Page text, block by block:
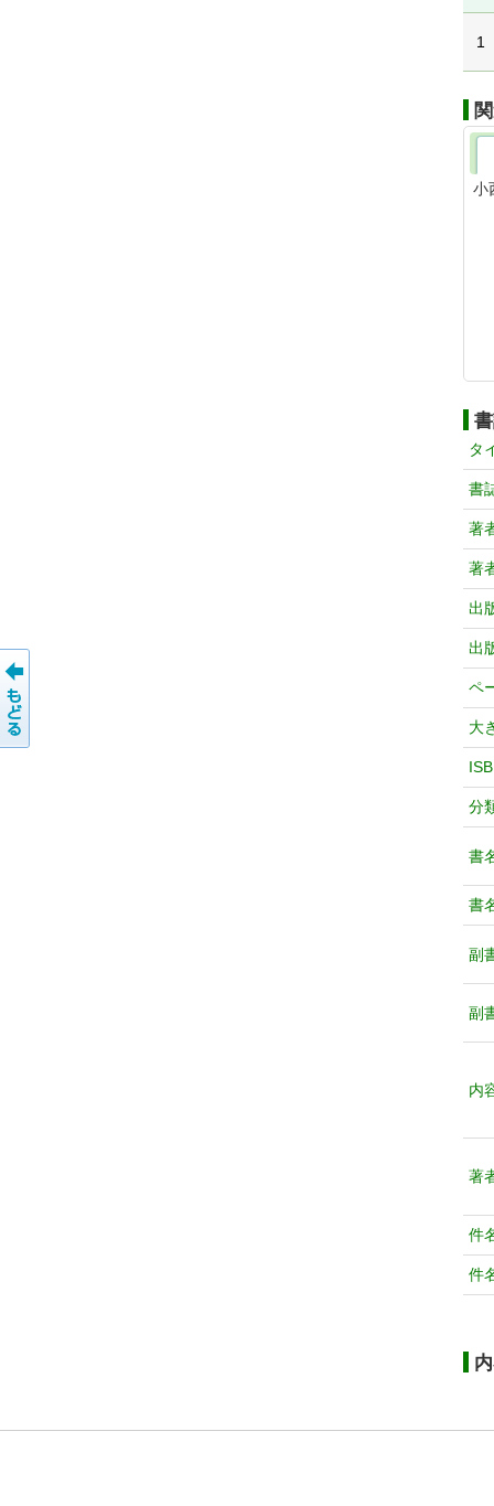
1
小
タ
書
著
著
出
出
ペ
大
分
書
書
副
副
内
著
件
件